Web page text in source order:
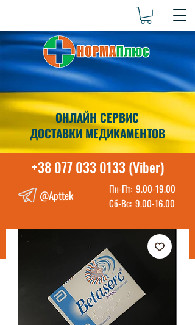
ОНЛАЙН СЕРВИС
ДОСТАВКИ МЕДИКАМЕНТОВ
+38 077 033 0133 (Viber)
@Apttek Пн-Пт: 9.00-19.00
Сб-Вс: 9.00-16.00